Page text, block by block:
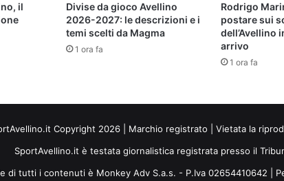
il
Divise da gioco Avellino
2026-2027: le descrizioni e i
temi scelti da Magma
1 ora fa
Rodrigo
postare sui
dell’Avellino
arrivo
1 ora fa
Copyright 2026 | Marchio registrato | Vietata la
SportAvellino.it è testata giornalistica registrata presso il
di tutti i contenuti è Monkey Adv S.a.s. - P.Iva 02654410642 |